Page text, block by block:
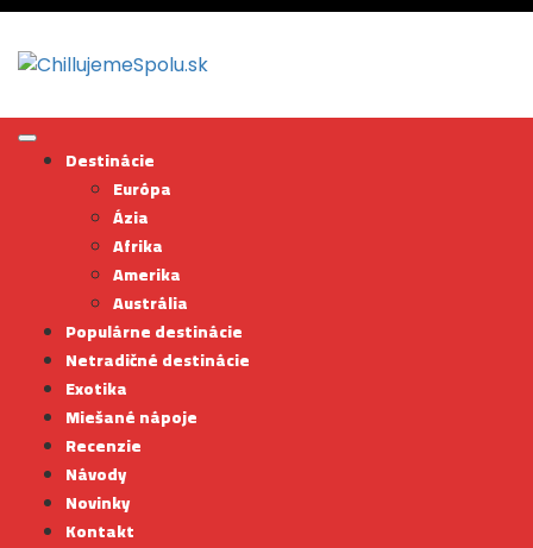
Skip
content
Destinácie
Európa
Ázia
Afrika
Amerika
Austrália
Populárne destinácie
Netradičné destinácie
Exotika
Miešané nápoje
Recenzie
Návody
Novinky
Kontakt